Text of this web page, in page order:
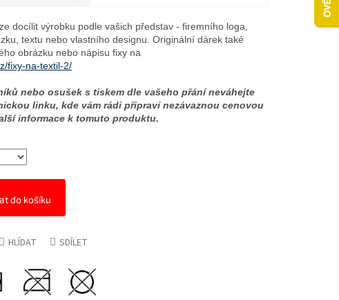
do košíku
docílit výrobku podle vašich představ - firemního loga,
textu nebo vlastního designu. Originální dárek také
obrázku nebo nápisu fixy na
fixy-na-textil-2/
nebo osušek s tiskem dle vašeho přání neváhejte
linku, kde vám rádi připraví nezávaznou cenovou
informace k tomuto produktu.
HLÍDAT SDÍLET